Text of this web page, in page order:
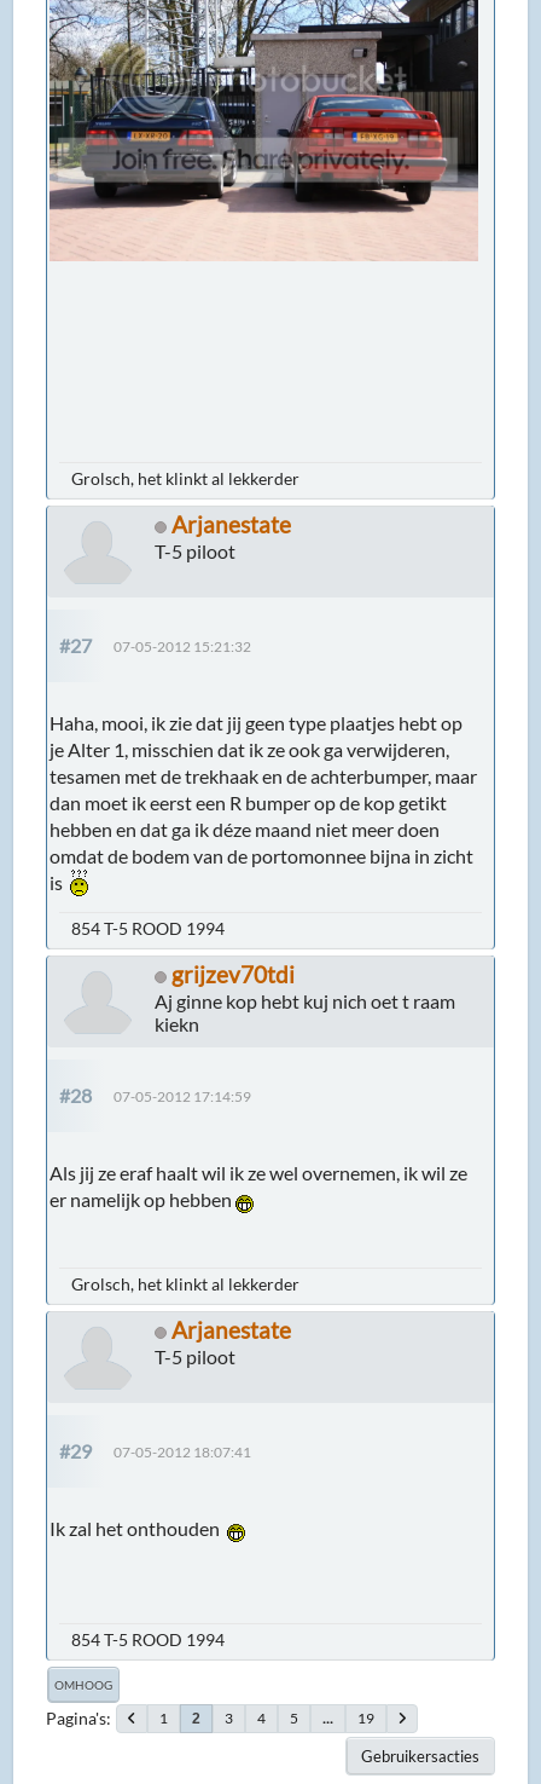
Grolsch, het klinkt al lekkerder
Arjanestate
T-5 piloot
#27 07-05-2012 15:21:32
Haha, mooi, ik zie dat jij geen type plaatjes hebt op
je Alter 1, misschien dat ik ze ook ga verwijderen,
tesamen met de trekhaak en de achterbumper, maar
dan moet ik eerst een R bumper op de kop getikt
hebben en dat ga ik déze maand niet meer doen
omdat de bodem van de portomonnee bijna in zicht
is
854 T-5 ROOD 1994
grijzev70tdi
Aj ginne kop hebt kuj nich oet t raam
kiekn
#28 07-05-2012 17:14:59
Als jij ze eraf haalt wil ik ze wel overnemen, ik wil ze
er namelijk op hebben
Grolsch, het klinkt al lekkerder
Arjanestate
T-5 piloot
#29 07-05-2012 18:07:41
Ik zal het onthouden
854 T-5 ROOD 1994
OMHOOG
Pagina's 1 2 3 4 5 ... 19
Gebruikersacties